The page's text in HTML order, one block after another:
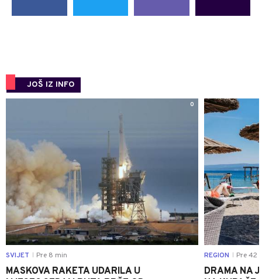
JOŠ IZ INFO
0
SVIJET Pre 8 min
MASKOVA RAKETA UDARILA U
REGION Pre 42
DRAMA NA